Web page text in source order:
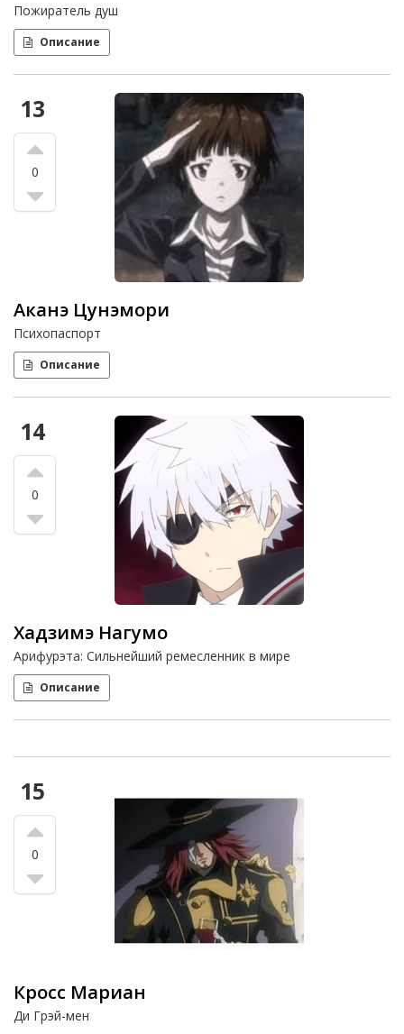
Пожиратель душ
Описание
13
0
Аканэ Цунэмори
Психопаспорт
Описание
14
0
Хадзимэ Нагумо
Арифурэта: Сильнейший ремесленник в мире
Описание
15
0
Кросс Мариан
Ди Грэй-мен